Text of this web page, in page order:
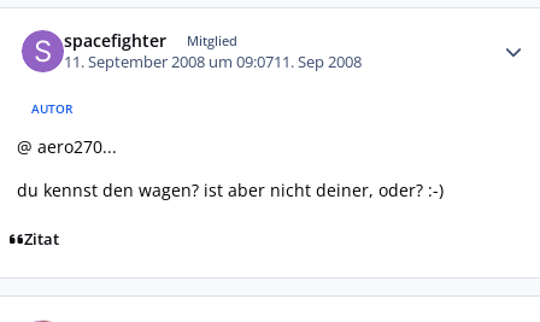
spacefighter Mitglied
11. September 2008 um 09:0711. Sep 2008
AUTOR
@ aero270...
du kennst den wagen? ist aber nicht deiner, oder? :-)
Zitat